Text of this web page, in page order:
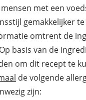
met een
gemakkelijker
omtrent de
basis van de
om dit recept te
de volgende
zijn: